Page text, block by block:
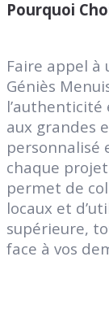
Pourquoi
Faire appel
Géniès
aux grandes
personnalisé
chaque
permet de
locaux et
supérieure,
face à vos